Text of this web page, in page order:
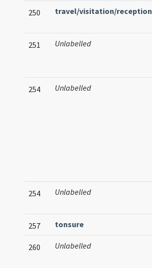
250 travel/visitation/reception
251 Unlabelled
254 Unlabelled
254 Unlabelled
257 tonsure
260 Unlabelled